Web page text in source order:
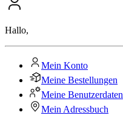
Hallo,
Mein Konto
Meine Bestellungen
Meine Benutzerdaten
Mein Adressbuch